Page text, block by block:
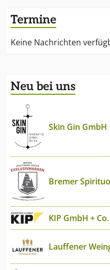
Termine
Keine Nachrichten
Neu bei uns
Skin Gin GmbH
Bremer
KIP GmbH +
Lauffener